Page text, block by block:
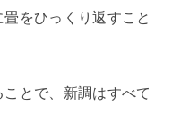
をひっくり返すこと
とで、新調はすべて